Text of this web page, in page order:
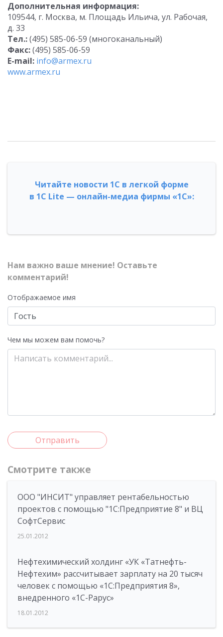
Дополнительная информация:
109544, г. Москва, м. Площадь Ильича, ул. Рабочая,
д. 33
Тел.:(495) 585-06-59 (многоканальный)
Факс:(495) 585-06-59
E-mail: info@armex.ru
www.armex.ru
Читайте новости 1С в легкой форме
в 1С Lite — онлайн-медиа фирмы «1С»:
Нам важно ваше мнение! Оставьте
комментарий!
Отображаемое имя
Чем мы можем вам помочь?
Отправить
Смотрите также
ООО "ИНСИТ" управляет рентабельностью
проектов с помощью "1С:Предприятие 8" и ВЦ
СофтСервис
25.01.2012
Нефтехимический холдинг «УК «Татнефть-
Нефтехим» рассчитывает зарплату на 20 тысяч
человек с помощью «1С:Предприятия 8»,
внедренного «1С-Рарус»
18.01.2012